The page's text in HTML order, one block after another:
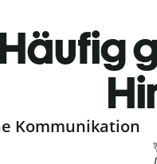
Häufig
Kommunikation